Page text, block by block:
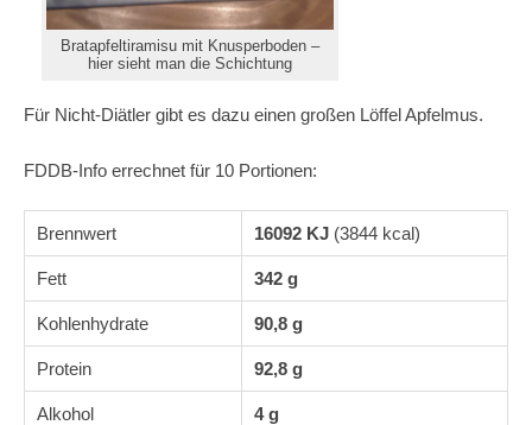
Bratapfeltiramisu mit Knusperboden –
hier sieht man die Schichtung
Für Nicht-Diätler gibt es dazu einen großen Löffel Apfelmus.
FDDB-Info errechnet für 10 Portionen:
Brennwert 16092 KJ (3844 kcal)
Fett 342 g
Kohlenhydrate 90,8 g
Protein 92,8 g
Alkohol 4 g